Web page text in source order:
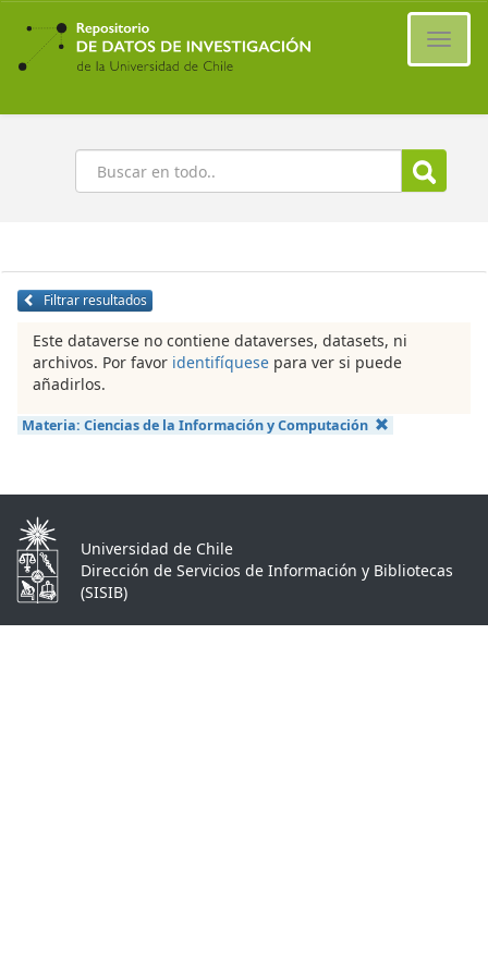
Ir
contenido
principal
Buscar
Filtrar resultados
Este dataverse no contiene dataverses, datasets, ni
archivos. Por favor identifíquese para ver si puede
añadirlos.
Materia: Ciencias de la Información y Computación
Universidad de Chile
Dirección de Servicios de Información y Bibliotecas
(SISIB)